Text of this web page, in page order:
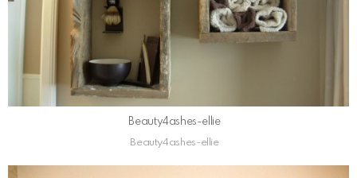
Beauty4ashes-ellie
Beauty4ashes-ellie